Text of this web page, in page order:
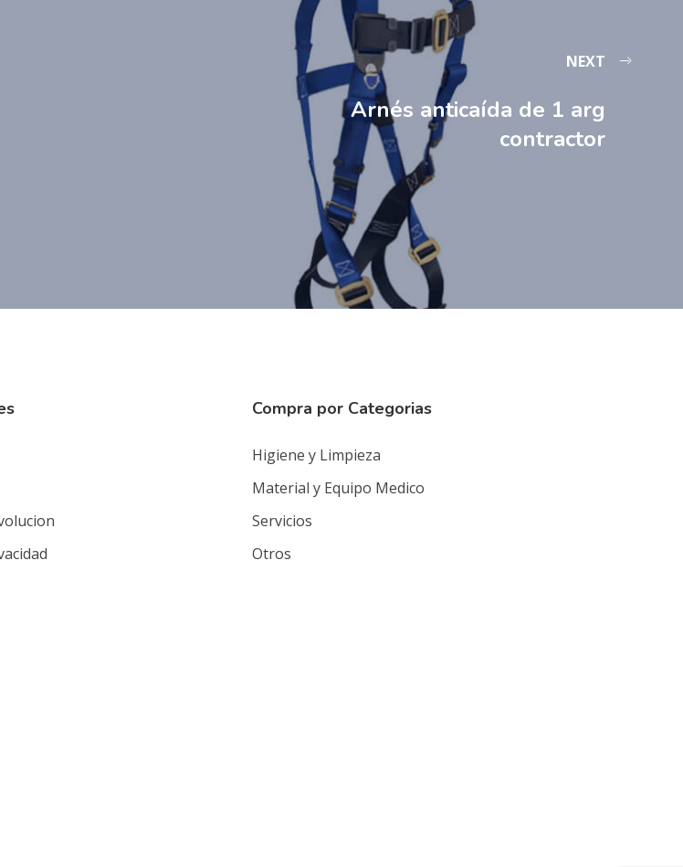
NEXT
Arnés anticaída de 1 arg
contractor
Compra por Categorias
Higiene y Limpieza
Material y Equipo Medico
Servicios
Otros